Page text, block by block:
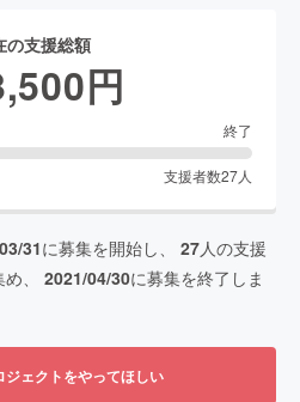
の支援総額
円
終了
支援者数27人
31に募集を開始し、 27人の支援
、 2021/04/30に募集を終了しま
ジェクトをやってほしい